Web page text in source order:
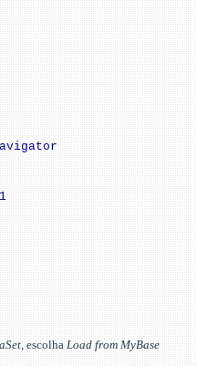
, escolha Load from MyBase